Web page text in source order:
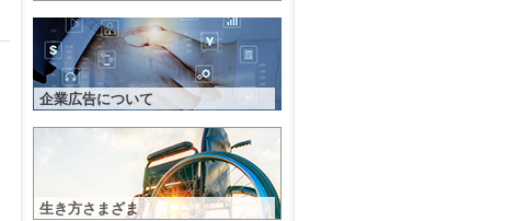
企業広告について
生き方さまざま